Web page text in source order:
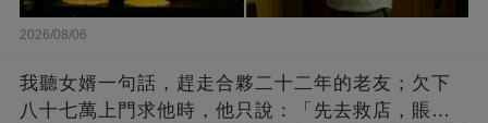
2026/08/06
我聽女婿一句話，趕走合夥二十二年的老友；欠下
八十七萬上門求他時，他只說：「先去救店，賬以